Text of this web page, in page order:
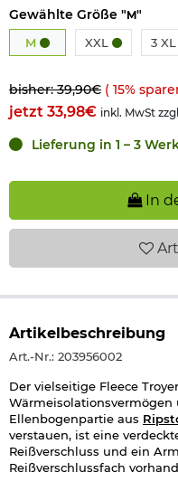
Gewählte Größe "M"
M XXL 3 XL
bisher: 39,90€ ( 15%
jetzt 33,98€ inkl. MwSt
Lieferung in 1 – 3
In
Artikelbeschreibung
Art.-Nr.: 203956002
Der vielseitige Fleece
Ellenbogenpartie aus
verstauen, ist eine
Reißverschluss und ein
Reißverschlussfach